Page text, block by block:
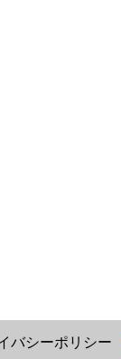
バシーポリシー